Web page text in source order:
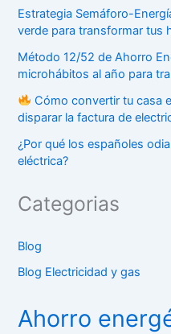
Estrategia Semáforo-
verde para transformar tus
Método 12/52 de Ahorro
microhábitos al año para
Cómo convertir tu casa
disparar la factura de
¿Por qué los españoles
eléctrica?
Categorias
Blog
Blog Electricidad y gas
Ahorro